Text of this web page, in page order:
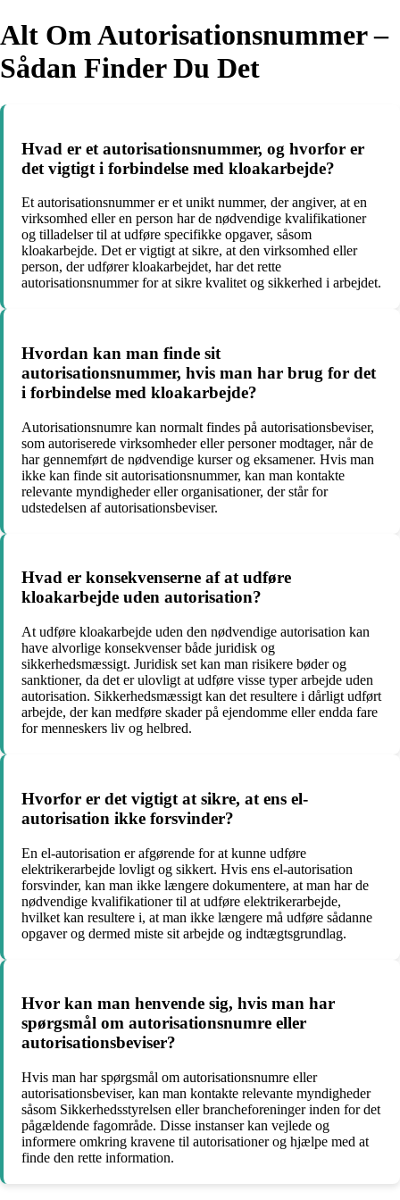
Alt Om Autorisationsnummer –
Sådan Finder Du Det
Hvad er et autorisationsnummer, og hvorfor er
det vigtigt i forbindelse med kloakarbejde?
Et autorisationsnummer er et unikt nummer, der angiver, at en
virksomhed eller en person har de nødvendige kvalifikationer
og tilladelser til at udføre specifikke opgaver, såsom
kloakarbejde. Det er vigtigt at sikre, at den virksomhed eller
person, der udfører kloakarbejdet, har det rette
autorisationsnummer for at sikre kvalitet og sikkerhed i arbejdet.
Hvordan kan man finde sit
autorisationsnummer, hvis man har brug for det
i forbindelse med kloakarbejde?
Autorisationsnumre kan normalt findes på autorisationsbeviser,
som autoriserede virksomheder eller personer modtager, når de
har gennemført de nødvendige kurser og eksamener. Hvis man
ikke kan finde sit autorisationsnummer, kan man kontakte
relevante myndigheder eller organisationer, der står for
udstedelsen af autorisationsbeviser.
Hvad er konsekvenserne af at udføre
kloakarbejde uden autorisation?
At udføre kloakarbejde uden den nødvendige autorisation kan
have alvorlige konsekvenser både juridisk og
sikkerhedsmæssigt. Juridisk set kan man risikere bøder og
sanktioner, da det er ulovligt at udføre visse typer arbejde uden
autorisation. Sikkerhedsmæssigt kan det resultere i dårligt udført
arbejde, der kan medføre skader på ejendomme eller endda fare
for menneskers liv og helbred.
Hvorfor er det vigtigt at sikre, at ens el-
autorisation ikke forsvinder?
En el-autorisation er afgørende for at kunne udføre
elektrikerarbejde lovligt og sikkert. Hvis ens el-autorisation
forsvinder, kan man ikke længere dokumentere, at man har de
nødvendige kvalifikationer til at udføre elektrikerarbejde,
hvilket kan resultere i, at man ikke længere må udføre sådanne
opgaver og dermed miste sit arbejde og indtægtsgrundlag.
Hvor kan man henvende sig, hvis man har
spørgsmål om autorisationsnumre eller
autorisationsbeviser?
Hvis man har spørgsmål om autorisationsnumre eller
autorisationsbeviser, kan man kontakte relevante myndigheder
såsom Sikkerhedsstyrelsen eller brancheforeninger inden for det
pågældende fagområde. Disse instanser kan vejlede og
informere omkring kravene til autorisationer og hjælpe med at
finde den rette information.